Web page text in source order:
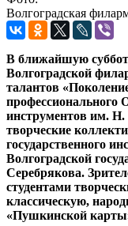
Волгоградская
В ближайшую
Волгоградской
талантов
профессионального
инструментов им.
творческие
государственного
Волгоградской
Серебрякова.
студентами
классическую,
«Пушкинской